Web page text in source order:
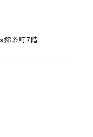
錦糸町7階